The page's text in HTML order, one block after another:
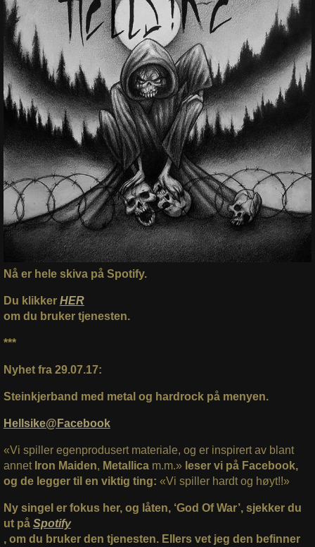
Nå er hele skiva på Spotify.
Du klikker HER
om du bruker tjenesten.
***
Nyhet fra 29.07.17:
Steinkjerband med metal og hardrock på menyen.
Hellsike@Facebook
«Vi spiller egenprodusert materiale, og er inspirert av blant
annet Iron Maiden, Metallica m.m.»leser vi på Facebook,
og de legger til en viktig ting: «Vi spiller hardt og høyt!!»
Ny singel er fokus her, og låten, ‘God Of War’, sjekker du
ut på Spotify
, om du bruker den tjenesten. Ellers vet jeg den befinner